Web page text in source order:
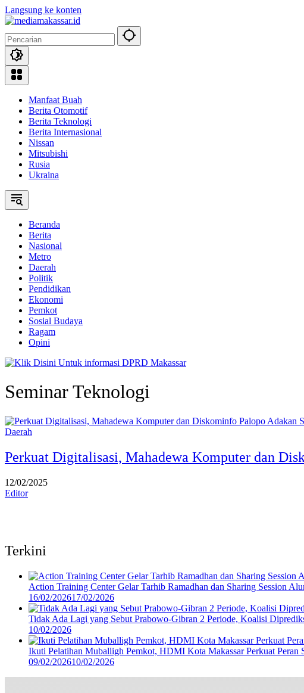
Langsung ke konten
Manfaat Buah
Berita Otomotif
Berita Teknologi
Berita Internasional
Nissan
Mitsubishi
Rusia
Ukraina
Beranda
Berita
Nasional
Metro
Daerah
Politik
Pendidikan
Ekonomi
Pemkot
Sosial Budaya
Ragam
Opini
Seminar Teknologi
Daerah
Perkuat Digitalisasi, Mahadewa Komputer dan
12/02/2025
Editor
Terkini
Action Training Center Gelar Tarhib Ramadhan dan Sharing Session
16/02/202617/02/2026
Tidak Ada Lagi yang Sebut Prabowo-Gibran 2 Periode, Koalisi
10/02/2026
Ikuti Pelatihan Muballigh Pemkot, HDMI Kota Makassar Perkuat Peran
09/02/202610/02/2026